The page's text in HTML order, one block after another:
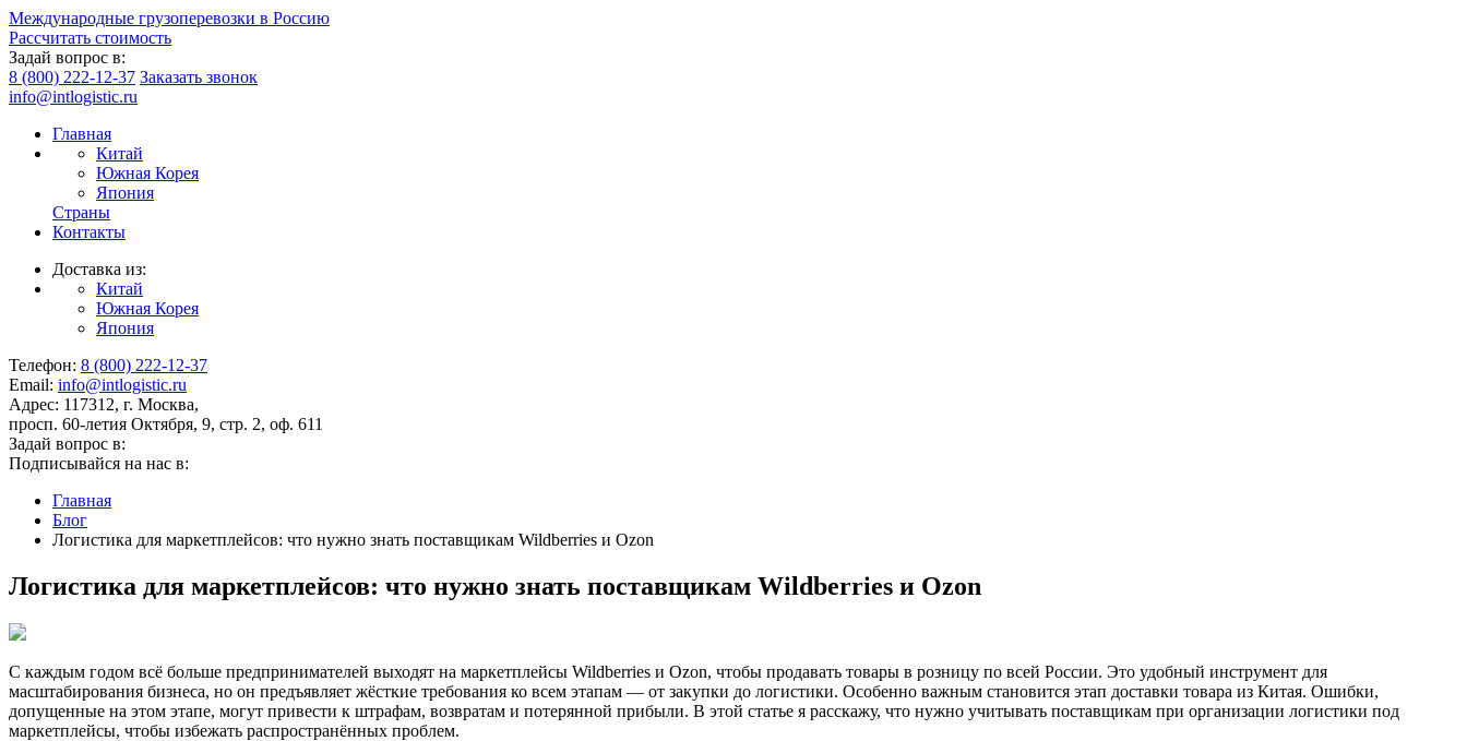
Международные грузоперевозки в Россию
Рассчитать стоимость
Задай вопрос в:
8 (800) 222-12-37 Заказать звонок
info@intlogistic.ru
Главная
Китай
Южная Корея
Япония
Страны
Контакты
Доставка из:
Китай
Южная Корея
Япония
Телефон: 8 (800) 222-12-37
Email: info@intlogistic.ru
Адрес: 117312, г. Москва,
просп. 60-летия Октября, 9, стр. 2, оф. 611
Задай вопрос в:
Подписывайся на нас в:
Главная
Блог
Логистика для маркетплейсов: что нужно знать поставщикам Wildberries и Ozon
Логистика для маркетплейсов: что нужно знать поставщикам Wildberries и Ozon
С каждым годом всё больше предпринимателей выходят на маркетплейсы Wildberries и Ozon, чтобы продавать товары в розницу по всей России. Это удобный инструмент для
масштабирования бизнеса, но он предъявляет жёсткие требования ко всем этапам — от закупки до логистики. Особенно важным становится этап доставки товара из Китая. Ошибки,
допущенные на этом этапе, могут привести к штрафам, возвратам и потерянной прибыли. В этой статье я расскажу, что нужно учитывать поставщикам при организации логистики под
маркетплейсы, чтобы избежать распространённых проблем.